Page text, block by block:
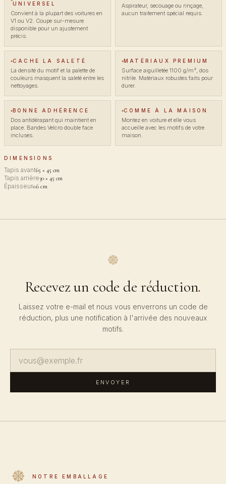
UNIVERSEL
Convient à la plupart des voitures en
V1 ou V2. Coupe sur-mesure
disponible pour un ajustement
précis.
Aspirateur, secouage ou rinçage,
aucun traitement spécial requis.
CACHE LA SALETÉ
La densité du motif et la palette de
couleurs masquent la saleté entre les
nettoyages.
MATÉRIAUX PREMIUM
Surface aiguilletée 1100 g/m², dos
nitrile. Matériaux robustes faits pour
durer.
BONNE ADHÉRENCE
Dos antidérapant qui maintient en
place. Bandes Velcro double face
incluses.
COMME À LA MAISON
Montez en voiture et elle vous
accueille avec les motifs de votre
maison.
DIMENSIONS
Tapis avant65 × 45 cm
Tapis arrière30 × 45 cm
Épaisseur0.6 cm
Recevez un code de réduction.
Laissez votre e-mail et nous vous enverrons un code de
réduction, plus une notification à l'arrivée des nouveaux
motifs.
ENVOYER
NOTRE EMBALLAGE